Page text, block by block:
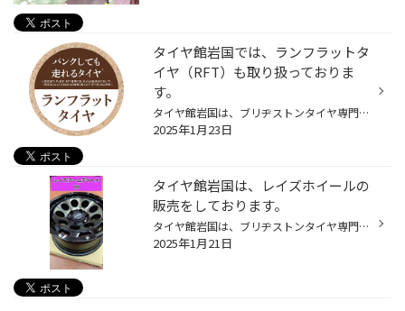
タイヤ館岩国では、ランフラットタ
イヤ（RFT）も取り扱っておりま
す。
タイヤ館岩国は、ブリヂストンタイヤ専門店になります。 実は…。 ブリヂストンタイヤにもランフラットタイヤ（RFT）があり、タイヤ館岩国店も取り扱っております。 最近は輸入車やレクサス等にも装着される車がちらほら。 新車装着タイヤ・ブリヂストンランフラットタイヤ（RFT）一覧はこちらから確...
2025年1月23日
タイヤ館岩国は、レイズホイールの
販売をしております。
タイヤ館岩国は、ブリヂストンタイヤ専門店になります。 今回は、レイズホイールの紹介になります。 サンプルホイールですがコチラ！ チーム デイトナ D9 今年の新作になります！！ 最近よく見かけるトヨタ ハイラックスや三菱 トライトンにぴったりですよ。 タイヤ館岩国では、お客様のホイール選...
2025年1月21日